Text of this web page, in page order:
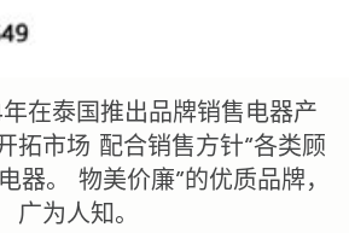
在泰国推出品牌销售电器产
拓市场 配合销售方针“各类顾
器。 物美价廉”的优质品牌，
广为人知。